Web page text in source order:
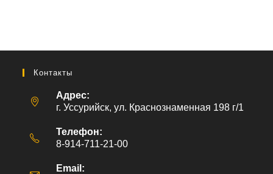
Контакты
Адрес:
г. Уссурийск, ул. Краснознаменная 198 г/1
Телефон:
8-914-711-21-00
Email: